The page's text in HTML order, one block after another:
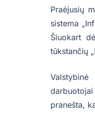
Praėjusių
sistema
Šiuokart
tūkstančių
darbuotojai
pranešta,